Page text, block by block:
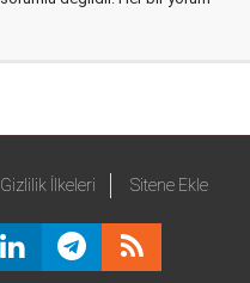
Gizlilik İlkeleri Sitene Ekle